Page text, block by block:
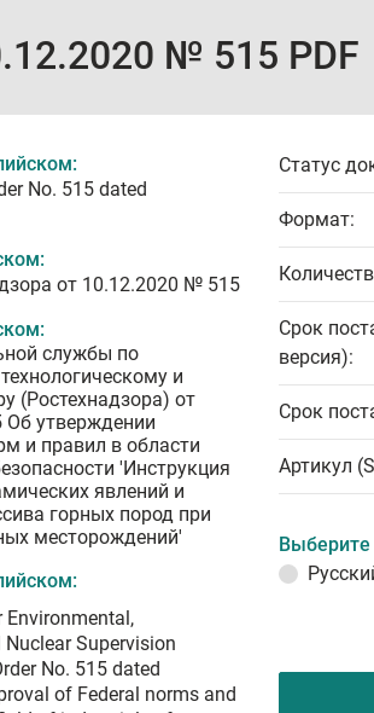
№ 515 PDF
No. 515 dated
от 10.12.2020 № 515
службы по
и
(Ростехнадзора) от
утверждении
и правил в области
'Инструкция
явлений и
горных пород при
месторождений'
Environmental,
Supervision
No. 515 dated
of Federal norms and
Статус
Формат:
Срок
версия):
Срок
Артикул